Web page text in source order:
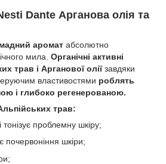
Dante Арганова олія та
аромат абсолютно
мила. Органічні активні
трав і Арганової оліїзавдяки
властивостями роблять
і глибоко регенерованою.
трав:
проблемну шкіру;
шкіри;